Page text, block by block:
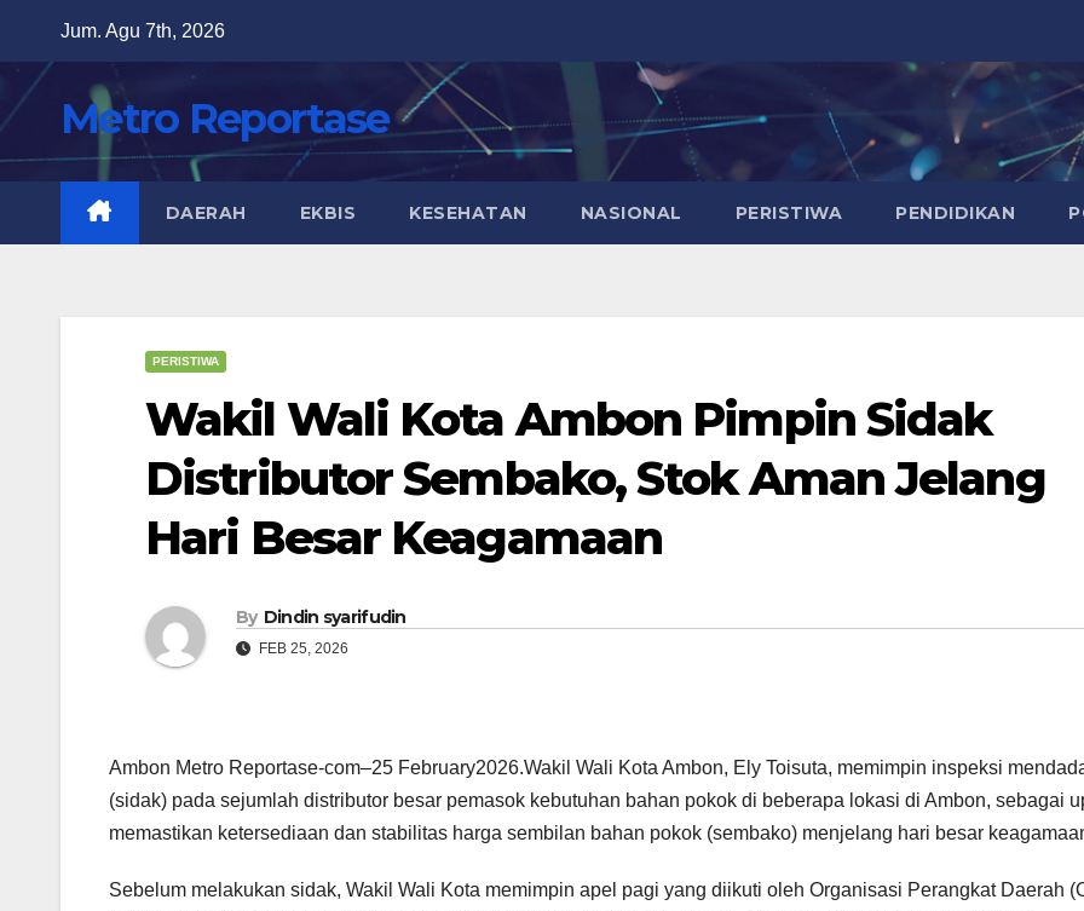
content
Jum. Agu 7th, 2026
Metro Reportase
DAERAH EKBIS KESEHATAN NASIONAL PERISTIWA PENDIDIKAN
PERISTIWA
Wakil Wali Kota Ambon Pimpin Sidak
Distributor Sembako, Stok Aman Jelang
Hari Besar Keagamaan
By Dindin syarifudin
FEB 25, 2026
Ambon Metro Reportase-com–25 February2026.Wakil Wali Kota Ambon, Ely Toisuta, memimpin inspeksi
(sidak) pada sejumlah distributor besar pemasok kebutuhan bahan pokok di beberapa lokasi di Ambon, sebagai
memastikan ketersediaan dan stabilitas harga sembilan bahan pokok (sembako) menjelang hari besar
Sebelum melakukan sidak, Wakil Wali Kota memimpin apel pagi yang diikuti oleh Organisasi Perangkat Daerah